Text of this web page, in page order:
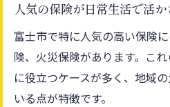
人気の保険が日常生活で活
富士市で特に人気の高い保険
険、火災保険があります。こ
に役立つケースが多く、地域
いる点が特徴です。